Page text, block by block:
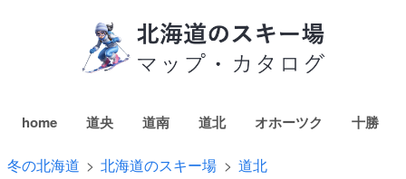
home 道央 道南 道北 オホーツク 十勝
冬の北海道 北海道のスキー場 道北